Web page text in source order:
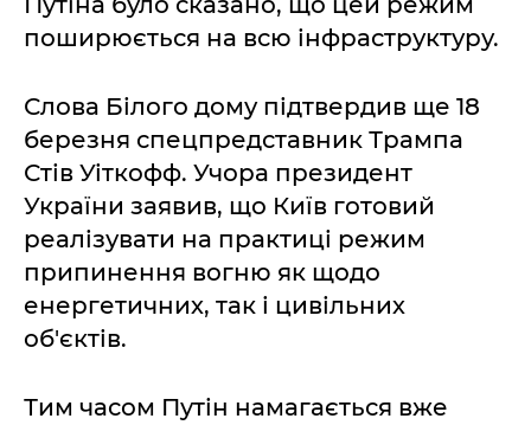
поширюється на всю інфраструктуру.
Слова Білого дому підтвердив ще 18
березня спецпредставник Трампа
Стів Уіткофф. Учора президент
України заявив, що Київ готовий
реалізувати на практиці режим
припинення вогню як щодо
енергетичних, так і цивільних
об'єктів.
Тим часом Путін намагається вже